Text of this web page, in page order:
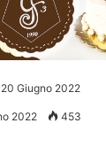
20 Giugno 2022
2022 453